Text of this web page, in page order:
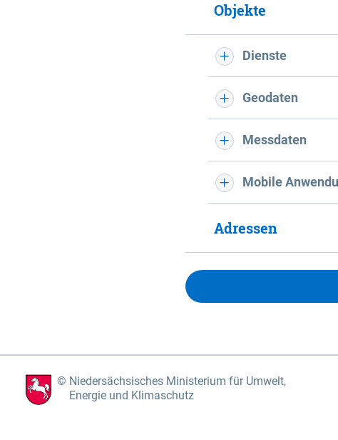
Objekte
Dienste
Geodaten
Messdaten
Mobile
Adressen
Niedersächsisches Ministerium für Umwelt,
Energie und Klimaschutz